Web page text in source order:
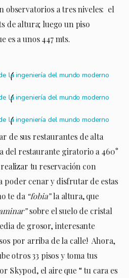
observatorios a tres niveles: el
de altura; luego un piso
es a unos 447 mts.
de sus restaurantes de alta
del restaurante giratorio a 460°
tu reservación con
poder cenar y disfrutar de estas
te da “fobia”la altura, que
sobre el suelo de cristal
de grosor, interesante
por arriba de la calle! Ahora,
otros 33 pisos y toma tus
Skypod, el aire que “ tu cara es